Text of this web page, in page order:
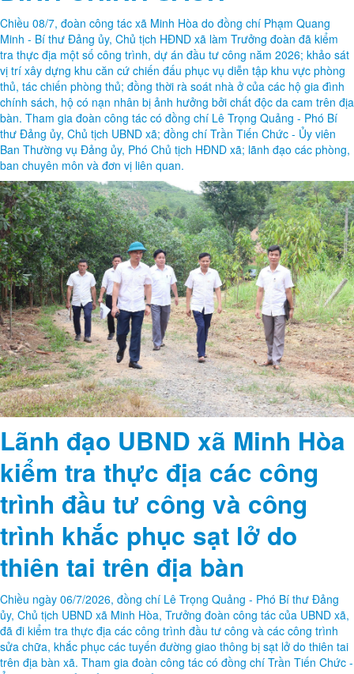
vị trí xây dựng khu căn cứ chiến đấu phục vụ diễn tập khu vực phòng
thủ, tác chiến phòng thủ; đồng thời rà soát nhà ở của các hộ gia đình
chính sách, hộ có nạn nhân bị ảnh hưởng bởi chất độc da cam trên địa
bàn. Tham gia đoàn công tác có đồng chí Lê Trọng Quảng - Phó Bí
thư Đảng ủy, Chủ tịch UBND xã; đồng chí Trần Tiến Chức - Ủy viên
Ban Thường vụ Đảng ủy, Phó Chủ tịch HĐND xã; lãnh đạo các phòng,
ban chuyên môn và đơn vị liên quan.
Lãnh đạo UBND xã Minh Hòa
kiểm tra thực địa các công
trình đầu tư công và công
trình khắc phục sạt lở do
thiên tai trên địa bàn
Chiều ngày 06/7/2026, đồng chí Lê Trọng Quảng - Phó Bí thư Đảng
ủy, Chủ tịch UBND xã Minh Hòa, Trưởng đoàn công tác của UBND xã,
đã đi kiểm tra thực địa các công trình đầu tư công và các công trình
sửa chữa, khắc phục các tuyến đường giao thông bị sạt lở do thiên tai
trên địa bàn xã. Tham gia đoàn công tác có đồng chí Trần Tiến Chức -
Ủy viên BTV Đảng ủy, Phó Chủ tịch HĐND xã; lãnh đạo các phòng,
đơn vị chuyên môn thuộc UBND xã.